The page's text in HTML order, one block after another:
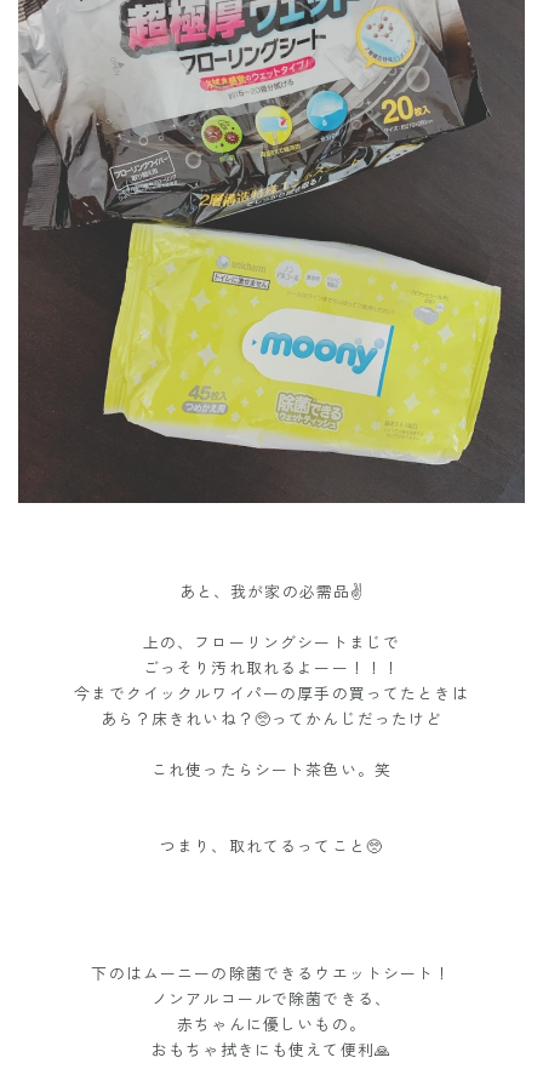
あと、我が家の必需品✌️
上の、フローリングシートまじで
ごっそり汚れ取れるよーー！！！
今までクイックルワイパーの厚手の買ってたときは
あら？床きれいね？🥺ってかんじだったけど
これ使ったらシート茶色い。笑
つまり、取れてるってこと🥺
下のはムーニーの除菌できるウエットシート！
ノンアルコールで除菌できる、
赤ちゃんに優しいもの。
おもちゃ拭きにも使えて便利🙏